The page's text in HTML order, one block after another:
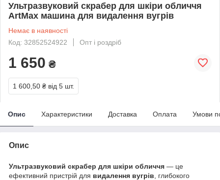
Ультразвуковий скрабер для шкіри обличчя
ArtMax машина для видалення вугрів
Немає в наявності
Код: 32852524922
Опт і роздріб
1 650 ₴
1 600,50 ₴ від 5 шт.
Опис Характеристики Доставка Оплата Умови
Опис
Ультразвуковий скрабер для шкіри обличчя — це
ефективний пристрій для видалення вугрів , глибокого